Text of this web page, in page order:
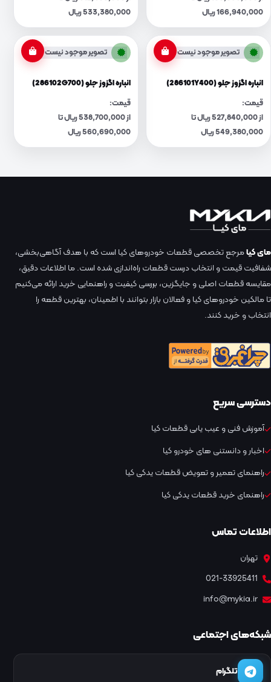
166,940,000 ریال
533,380,000 ریال
تصویر موجود نیست
انباره اگزوز جلو (286101Y400)
قیمت:
از 527,840,000 ریال تا
549,380,000 ریال
تصویر موجود نیست
انباره اگزوز جلو (286102G700)
قیمت:
از 538,700,000 ریال تا
560,690,000 ریال
مای کیامرجع تخصصی قطعات خودروهای کیا است که با هدف آگاهی‌بخشی،
شفافیت قیمت و انتخاب درست قطعات راه‌اندازی شده است. ما اطلاعات دقیق،
مقایسه قطعات اصلی و جایگزین، بررسی کیفیت و راهنمایی خرید ارائه می‌کنیم
تا مالکین خودروهای کیا و فعالان بازار بتوانند با اطمینان، بهترین قطعه را
انتخاب و خرید کنند.
دسترسی سریع
آموزش فنی و عیب یابی قطعات کیا
اخبار و دانستنی های خودرو کیا
راهنمای تعمیر و تعویض قطعات یدکی کیا
راهنمای خرید قطعات یدکی کیا
اطلاعات تماس
تهران
021-33925411
info@mykia.ir
شبکه‌های اجتماعی
تلگرام